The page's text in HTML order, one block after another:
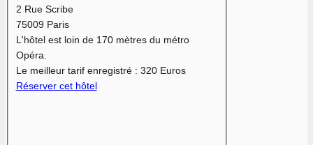
2 Rue Scribe
75009 Paris
L'hôtel est loin de 170 mètres du métro
Opéra.
Le meilleur tarif enregistré : 320 Euros
Réserver cet hôtel